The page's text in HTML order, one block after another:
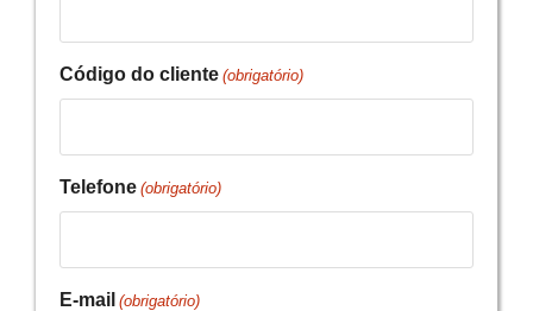
Código do cliente (obrigatório)
Telefone (obrigatório)
E-mail (obrigatório)